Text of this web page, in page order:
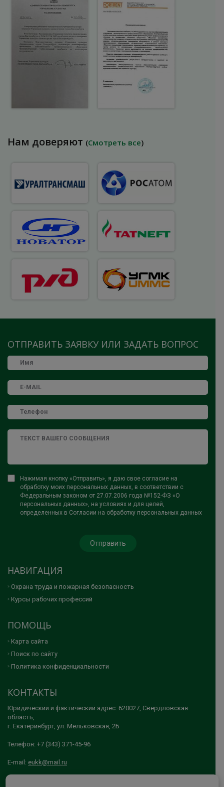
Нам доверяют (Смотреть все)
ОТПРАВИТЬ ЗАЯВКУ ИЛИ ЗАДАТЬ ВОПРОС
Нажимая кнопку «Отправить», я даю свое согласие на
обработку моих персональных данных, в соответствии с
Федеральным законом от 27.07.2006 года №152-ФЗ «О
персональных данных», на условиях и для целей,
определенных в Согласии на обработку персональных данных
НАВИГАЦИЯ
Охрана труда и пожарная безопасность
Курсы рабочих профессий
ПОМОЩЬ
Карта сайта
Поиск по сайту
Политика конфиденциальности
КОНТАКТЫ
Юридический и фактический адрес: 620027, Свердловская
область,
г. Екатеринбург, ул. Мельковская, 2Б
Телефон: +7 (343) 371-45-96
E-mail: eukk@mail.ru